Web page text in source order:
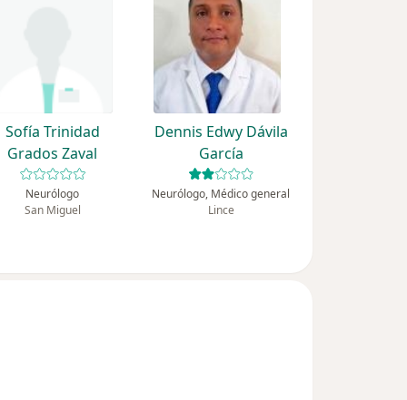
Sofía Trinidad
Grados Zaval
Neurólogo
San Miguel
Dennis Edwy Dávila
García
Neurólogo, Médico general
Lince